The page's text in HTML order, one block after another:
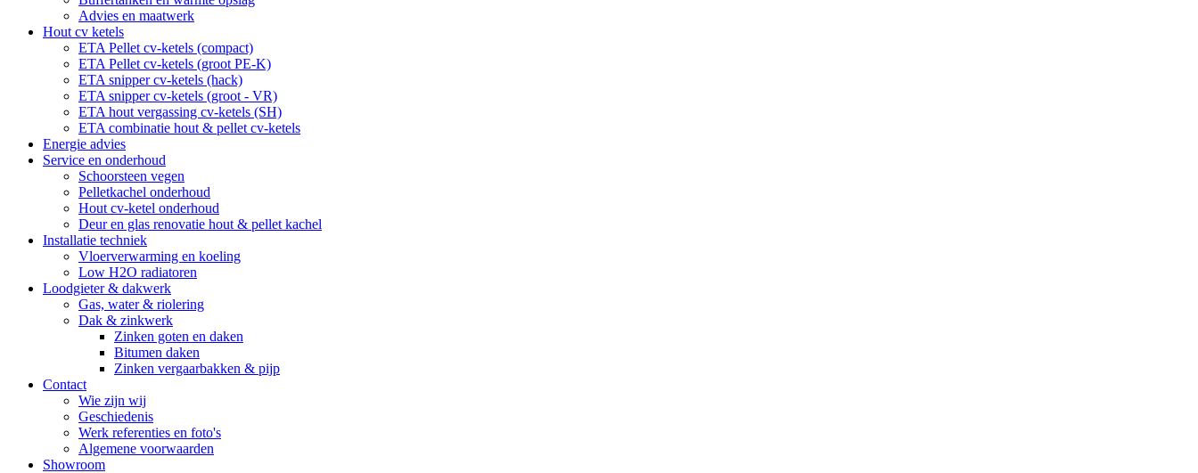
Advies en maatwerk
Hout cv ketels
ETA Pellet cv-ketels (compact)
ETA Pellet cv-ketels (groot PE-K)
ETA snipper cv-ketels (hack)
ETA snipper cv-ketels (groot - VR)
ETA hout vergassing cv-ketels (SH)
ETA combinatie hout & pellet cv-ketels
Energie advies
Service en onderhoud
Schoorsteen vegen
Pelletkachel onderhoud
Hout cv-ketel onderhoud
Deur en glas renovatie hout & pellet kachel
Installatie techniek
Vloerverwarming en koeling
Low H2O radiatoren
Loodgieter & dakwerk
Gas, water & riolering
Dak & zinkwerk
Zinken goten en daken
Bitumen daken
Zinken vergaarbakken & pijp
Contact
Wie zijn wij
Geschiedenis
Werk referenties en foto's
Algemene voorwaarden
Showroom